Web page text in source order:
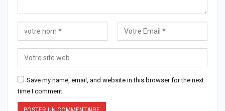
Save my name, email, and website in this browser for the next
time I comment.